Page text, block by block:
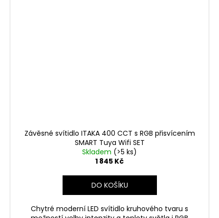
Závěsné svítidlo ITAKA 400 CCT s RGB přisvícením
SMART Tuya Wifi SET
Skladem (>5 ks)
1 845 Kč
DO KOŠÍKU
Chytré moderní LED svítidlo kruhového tvaru s